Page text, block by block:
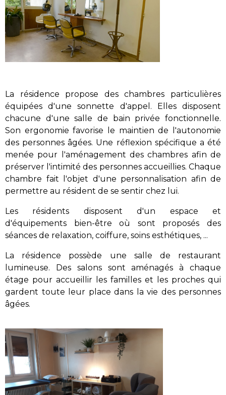
La résidence propose des chambres particulières
équipées d'une sonnette d'appel. Elles disposent
chacune d'une salle de bain privée fonctionnelle.
Son ergonomie favorise le maintien de l'autonomie
des personnes âgées. Une réflexion spécifique a été
menée pour l'aménagement des chambres afin de
préserver l'intimité des personnes accueillies. Chaque
chambre fait l'objet d'une personnalisation afin de
permettre au résident de se sentir chez lui.
Les résidents disposent d'un espace et
d'équipements bien-être où sont proposés des
séances de relaxation, coiffure, soins esthétiques, ...
La résidence possède une salle de restaurant
lumineuse. Des salons sont aménagés à chaque
étage pour accueillir les familles et les proches qui
gardent toute leur place dans la vie des personnes
âgées.